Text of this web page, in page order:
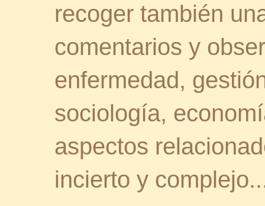
recoger también
comentarios y
enfermedad,
sociología,
aspectos
incierto y